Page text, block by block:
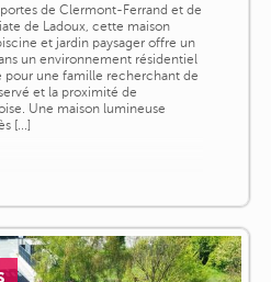
de Clermont-Ferrand et de
de Ladoux, cette maison
et jardin paysager offre un
un environnement résidentiel
pour une famille recherchant de
et la proximité de
Une maison lumineuse
[...]